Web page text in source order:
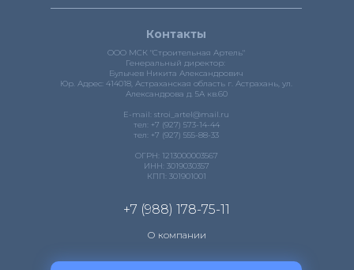
Контакты
ООО МСК "Строительная Артель"
Генеральный директор:
Булычев Никита Александрович
Юр. Адрес: 414018, Астраханская область г. Астрахань, ул.
Александрова д. 5А кв.60
E-mail: stroi_artel@mail.ru
тел: +7 (927) 573-14-44
тел: +7 (927) 555-88-33
ОГРН: 1213000003567
ИНН: 3019030357
КПП: 301901001
+7 (988) 178-75-11
О компании